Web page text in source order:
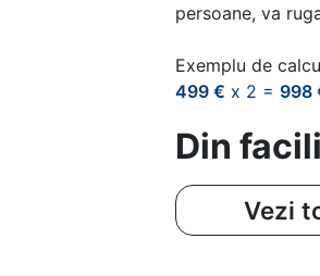
persoane, va
Exemplu de
499 € x 2 = 998
Din
Vezi